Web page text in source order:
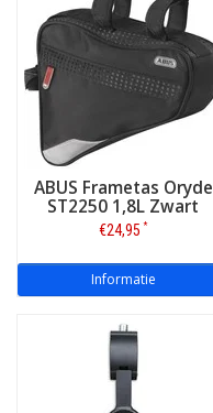
ABUS Frametas Oryde
ST2250 1,8L Zwart
€24,95 *
Informatie